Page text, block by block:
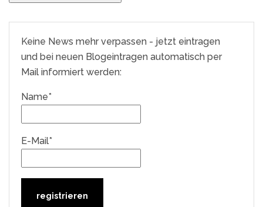
Keine News mehr verpassen - jetzt eintragen
und bei neuen Blogeintragen automatisch per
Mail informiert werden:
Name*
E-Mail*